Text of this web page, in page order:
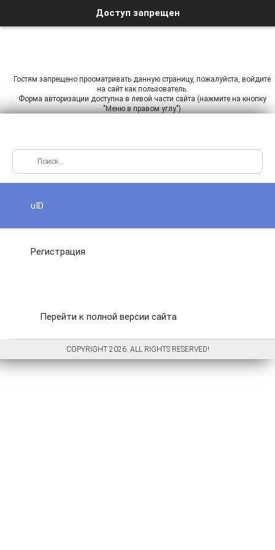
Доступ запрещен
Гостям запрещено просматривать данную страницу, пожалуйста, войдите
на сайт как пользователь.
Форма авторизации доступна в левой части сайта (нажмите на кнопку
"Меню в правом углу")
uID
Регистрация
Перейти к полной версии сайта
COPYRIGHT 2026. ALL RIGHTS RESERVED!